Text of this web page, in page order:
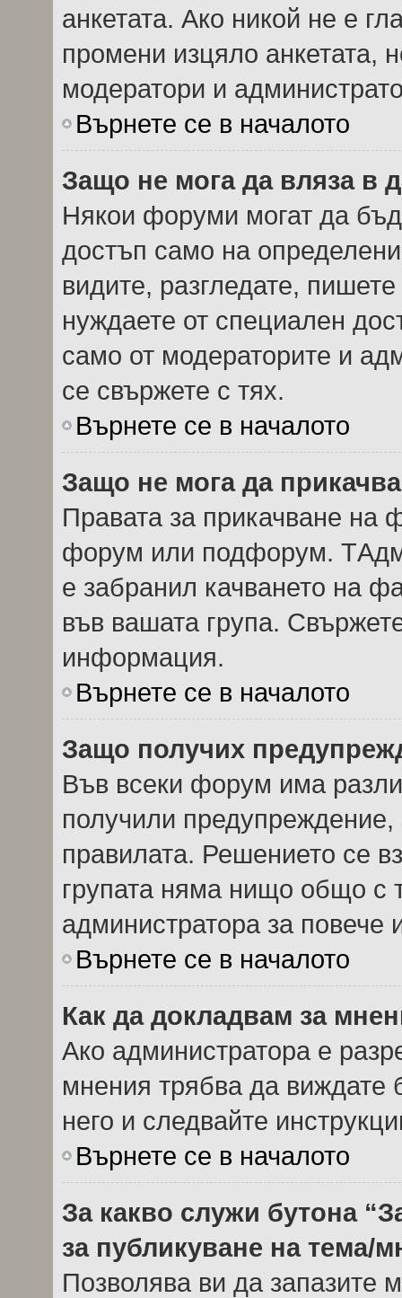
анкетата. Ако никой не е
промени изцяло анкетата,
модератори и
Върнете се в началото
Защо не мога да вляза в
Някои форуми могат да
достъп само на
видите, разгледате,
нуждаете от специален
само от модераторите и
се свържете с тях.
Върнете се в началото
Защо не мога да
Правата за прикачване на
форум или подфорум.
е забранил качването на
във вашата група.
информация.
Върнете се в началото
Защо получих
Във всеки форум има
получили
правилата. Решението се
групата няма нищо общо с
администратора за
Върнете се в началото
Как да докладвам за
Ако администратора е
мнения трябва да виждате
него и следвайте
Върнете се в началото
За какво служи бутона
за публикуване на тема/
Позволява ви да запазите